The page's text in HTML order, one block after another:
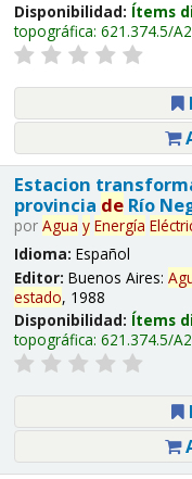
Disponibilidad: Ítems
topográfica: 621.374.5/
Estacion
provincia deRío
por Agua y Energía
Idioma: Español
Editor: Buenos Aires:
estado, 1988
Disponibilidad: Ítems
topográfica: 621.374.5/